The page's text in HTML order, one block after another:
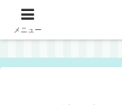
メニュー